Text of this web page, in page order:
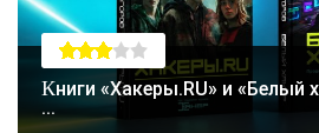
Книги «Хакеры.RU» и «Белый хакер» еще можно
...